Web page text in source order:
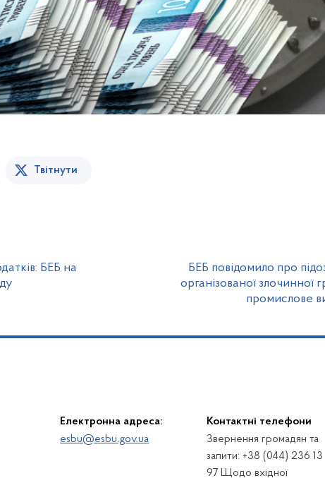
Твітнути
БЕБ на
БЕБ повідомило про
організованої злочинної
промислове
Електронна адреса:
esbu@esbu.gov.ua
Контактні телефони
Звернення громадян та
запити: +38 (044) 236 13
97 Щодо вхідної